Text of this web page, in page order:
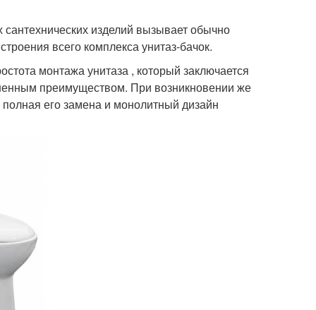
изделий вызывает обычно
всего комплекса унитаз‑бачок.
монтажа унитаза , который заключается
преимуществом. При возникновении же
его замена и монолитный дизайн